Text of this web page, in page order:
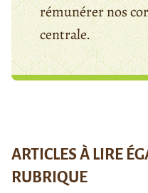
rémunérer nos
centrale.
ARTICLES À LIRE
RUBRIQUE